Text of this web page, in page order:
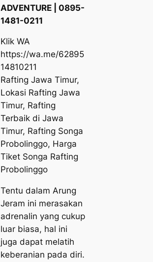
ADVENTURE | 0895-
1481-0211
Klik WA
https://wa.me/62895
14810211
Rafting Jawa Timur,
Lokasi Rafting Jawa
Timur, Rafting
Terbaik di Jawa
Timur, Rafting Songa
Probolinggo, Harga
Tiket Songa Rafting
Probolinggo
Tentu dalam Arung
Jeram ini merasakan
adrenalin yang cukup
luar biasa, hal ini
juga dapat melatih
keberanian pada diri.